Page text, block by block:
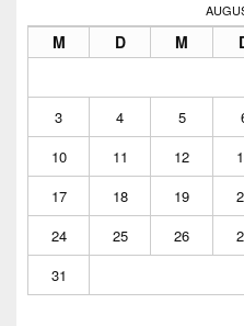
M D M
3
4 5
10
11 12
17
18 19
24
25 26
31